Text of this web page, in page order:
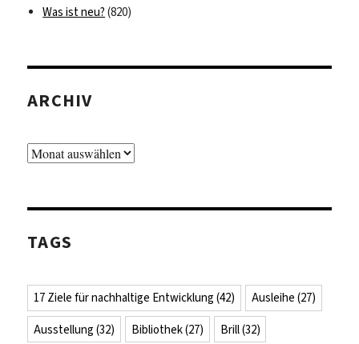
Was ist neu? (820)
ARCHIV
Archiv
TAGS
17 Ziele für nachhaltige Entwicklung (42) Ausleihe (27)
Ausstellung (32) Bibliothek(27) Brill(32)